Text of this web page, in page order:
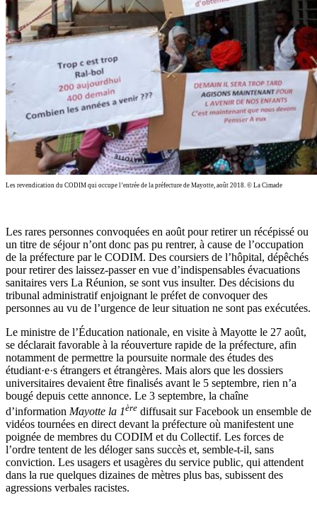
Les revendication du CODIM qui occupe l’entrée de la préfecture de Mayotte, août 2018. © La Cimade
Les rares personnes convoquées en août pour retirer un récépissé ou
un titre de séjour n’ont donc pas pu rentrer, à cause de l’occupation
de la préfecture par le CODIM. Des coursiers de l’hôpital, dépêchés
pour retirer des laissez-passer en vue d’indispensables évacuations
sanitaires vers La Réunion, se sont vus insulter. Des décisions du
tribunal administratif enjoignant le préfet de convoquer des
personnes au vu de l’urgence de leur situation ne sont pas exécutées.
Le ministre de l’Éducation nationale, en visite à Mayotte le 27 août,
se déclarait favorable à la réouverture rapide de la préfecture, afin
notamment de permettre la poursuite normale des études des
étudiant·e·s étrangers et étrangères. Mais alors que les dossiers
universitaires devaient être finalisés avant le 5 septembre, rien n’a
bougé depuis cette annonce. Le 3 septembre, la chaîne
d’information Mayotte la 1ère diffusait sur Facebook un ensemble de
vidéos tournées en direct devant la préfecture où manifestent une
poignée de membres du CODIM et du Collectif. Les forces de
l’ordre tentent de les déloger sans succès et, semble-t-il, sans
conviction. Les usagers et usagères du service public, qui attendent
dans la rue quelques dizaines de mètres plus bas, subissent des
agressions verbales racistes.